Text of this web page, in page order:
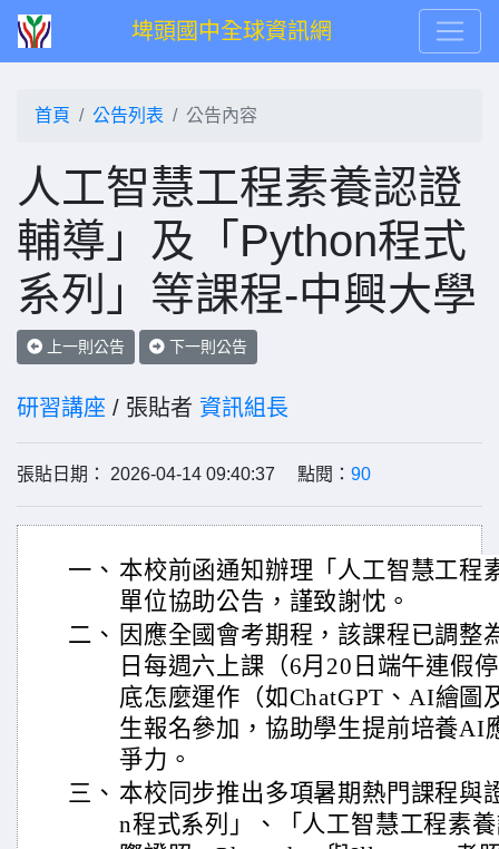
埤頭國中全球資訊網
首頁 公告列表 公告內容
人工智慧工程素養認證
輔導」及「Python程式
系列」等課程-中興大學
上一則公告 下一則公告
研習講座 / 張貼者 資訊組長
張貼日期： 2026-04-14 09:40:37 點閱： 90
一、 本校前函通知辦理「人工智慧工程
單位協助公告，謹致謝忱。
二、 因應全國會考期程，該課程已調整
日每週六上課（6月20日端午連假
底怎麼運作（如ChatGPT、AI繪圖
生報名參加，協助學生提前培養AI
爭力。
三、 本校同步推出多項暑期熱門課程與
n程式系列」、「人工智慧工程素